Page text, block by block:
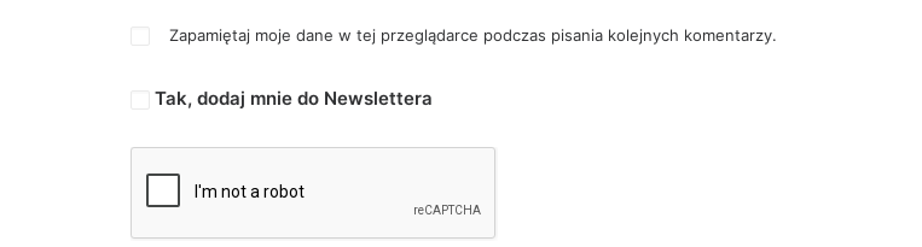
Zapamiętaj moje dane w tej przeglądarce podczas pisania kolejnych komentarzy.
Tak, dodaj mnie do Newslettera